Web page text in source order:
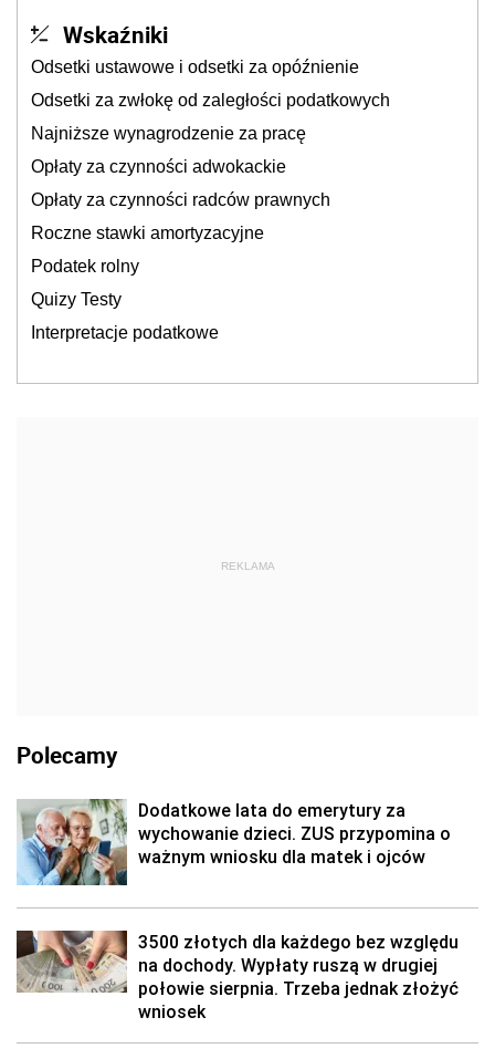
Wskaźniki
Odsetki ustawowe i odsetki za opóźnienie
Odsetki za zwłokę od zaległości podatkowych
Najniższe wynagrodzenie za pracę
Opłaty za czynności adwokackie
Opłaty za czynności radców prawnych
Roczne stawki amortyzacyjne
Podatek rolny
Quizy Testy
Interpretacje podatkowe
REKLAMA
Polecamy
Dodatkowe lata do emerytury za
wychowanie dzieci. ZUS przypomina o
ważnym wniosku dla matek i ojców
3500 złotych dla każdego bez względu
na dochody. Wypłaty ruszą w drugiej
połowie sierpnia. Trzeba jednak złożyć
wniosek